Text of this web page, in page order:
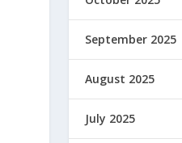
September 2025
August 2025
July 2025